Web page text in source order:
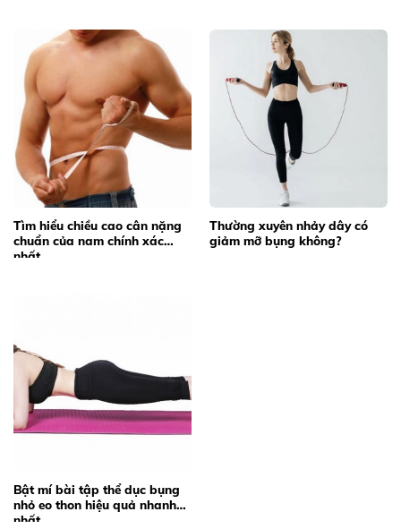
Tìm hiểu chiều cao cân nặng
chuẩn của nam chính xác
nhất
Thường xuyên nhảy dây có
giảm mỡ bụng không?
Bật mí bài tập thể dục bụng
nhỏ eo thon hiệu quả nhanh
nhất